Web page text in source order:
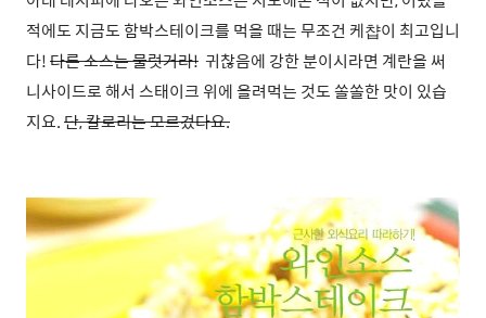
적에도 지금도 함박스테이크를 먹을 때는 무조건 케챱이 최고입니
다!다른 소스는 물럿거라! 귀찮음에 강한 분이시라면 계란을 써
니사이드로 해서 스태이크 위에 올려먹는 것도 쏠쏠한 맛이 있습
지요.단, 칼로리는 모르겄다요.